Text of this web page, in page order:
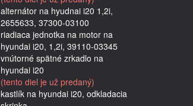
alternátor na hyudnai i20 1,2i,
2655633, 37300-03100
riadiaca jednotka na motor na
hyundai i20, 1,2i, 39110-03345
vnútorné spätné zrkadlo na
hyundai i20
(tento diel je už predaný)
kastlík na hyundai i20, odkladacia